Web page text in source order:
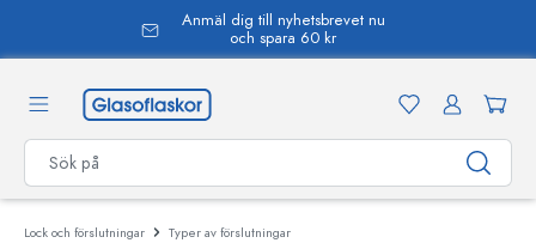
Anmäl dig till nyhetsbrevet nu
och spara 60 kr
Lock och förslutningar Typer av förslutningar